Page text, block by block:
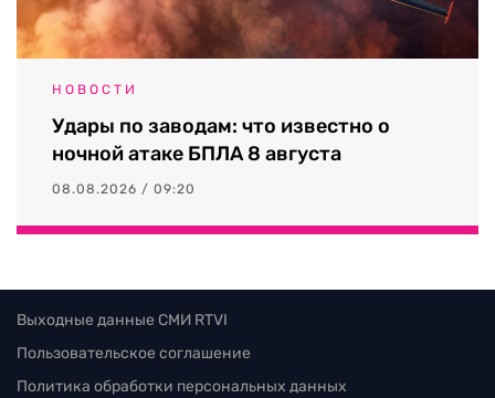
НОВОСТИ
Удары по заводам: что известно о
ночной атаке БПЛА 8 августа
08.08.2026 / 09:20
Выходные данные СМИ RTVI
Пользовательское соглашение
Политика обработки персональных данных